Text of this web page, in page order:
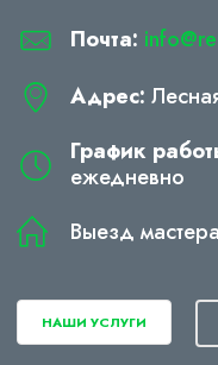
Почта:
Адрес:
График
ежедневно
Выезд
НАШИ УСЛУГИ